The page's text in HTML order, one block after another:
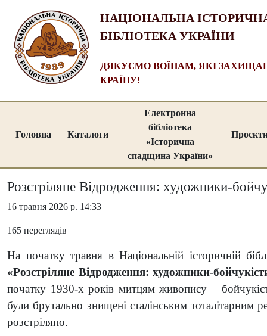
НАЦІОНАЛЬНА
БІБЛІОТЕКА УКРАЇНИ
ДЯКУЄМО ВОЇНАМ, ЯКІ
КРАЇНУ!
Головна Каталоги
Електронна
бібліотека
«Історична
спадщина України»
Розстріляне Відродження: художники-
16 травня 2026 р. 14:33
165 переглядів
На початку травня в Національній історичній
«Розстріляне Відродження: художники-
початку 1930-х років митцям живопису –
були брутально знищені сталінським тоталітарним
розстріляно.